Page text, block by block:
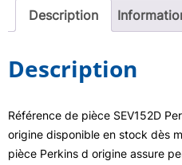
Description
Description
Référence de pièce SEV152D
origine disponible en stock dès
pièce Perkins d origine assure